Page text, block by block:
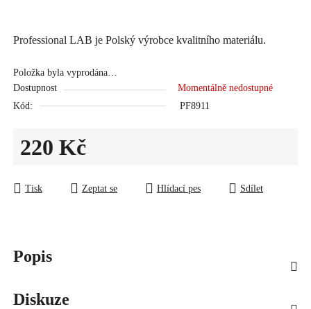
Professional LAB je Polský výrobce kvalitního materiálu.
Položka byla vyprodána…
Dostupnost
Momentálně nedostupné
Kód:
PF8911
220 Kč
Tisk Zeptat se Hlídací pes Sdílet
Popis
Diskuze